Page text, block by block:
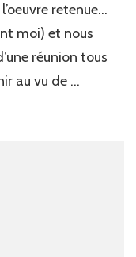
retenue…
moi) et nous
réunion tous
au vu de …